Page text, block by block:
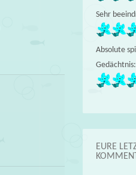
Sehr
Absolute
Gedächtnis:
EURE